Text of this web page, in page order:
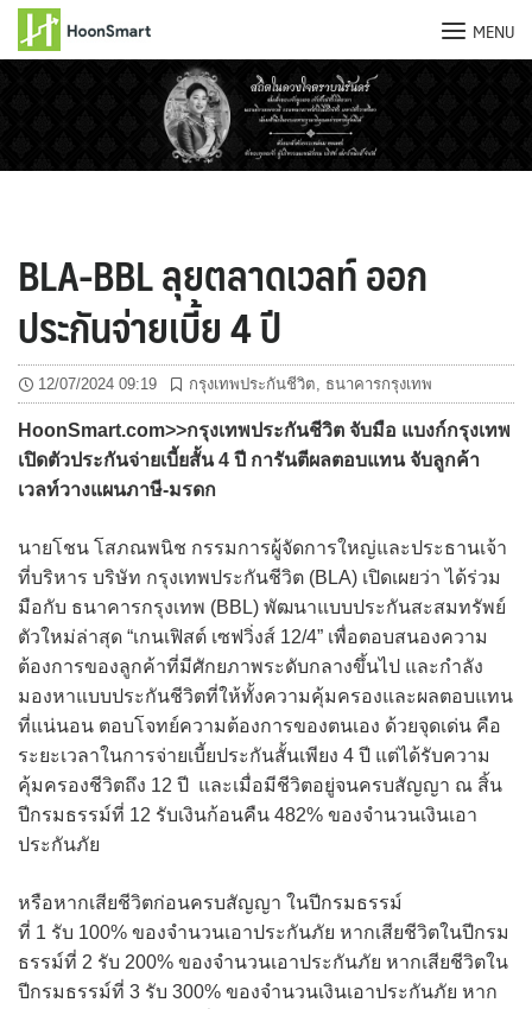
MENU
BLA-BBL ลุยตลาดเวลท์ ออก
ประกันจ่ายเบี้ย 4 ปี
12/07/2024 09:19 กรุงเทพประกันชีวิต ธนาคารกรุงเทพ
HoonSmart.com>>กรุงเทพประกันชีวิต จับมือ แบงก์กรุงเทพ
เปิดตัวประกันจ่ายเบี้ยสั้น 4 ปี การันตีผลตอบแทน จับลูกค้า
เวลท์วางแผนภาษี-มรดก
นายโชน โสภณพนิช กรรมการผู้จัดการใหญ่และประธานเจ้า
ที่บริหาร บริษัท กรุงเทพประกันชีวิต (BLA) เปิดเผยว่า ได้ร่วม
มือกับ ธนาคารกรุงเทพ (BBL) พัฒนาแบบประกันสะสมทรัพย์
ตัวใหม่ล่าสุด “เกนเฟิสต์ เซฟวิ่งส์ 12/4” เพื่อตอบสนองความ
ต้องการของลูกค้าที่มีศักยภาพระดับกลางขึ้นไป และกำลัง
มองหาแบบประกันชีวิตที่ให้ทั้งความคุ้มครองและผลตอบแทน
ที่แน่นอน ตอบโจทย์ความต้องการของตนเอง ด้วยจุดเด่น คือ
ระยะเวลาในการจ่ายเบี้ยประกันสั้นเพียง 4 ปี แต่ได้รับความ
คุ้มครองชีวิตถึง 12 ปี และเมื่อมีชีวิตอยู่จนครบสัญญา ณ สิ้น
ปีกรมธรรม์ที่ 12 รับเงินก้อนคืน 482% ของจำนวนเงินเอา
ประกันภัย
หรือหากเสียชีวิตก่อนครบสัญญา ในปีกรมธรรม์
ที่ 1 รับ 100% ของจำนวนเอาประกันภัย หากเสียชีวิตในปีกรม
ธรรม์ที่ 2 รับ 200% ของจำนวนเอาประกันภัย หากเสียชีวิตใน
ปีกรมธรรม์ที่ 3 รับ 300% ของจำนวนเงินเอาประกันภัย หาก